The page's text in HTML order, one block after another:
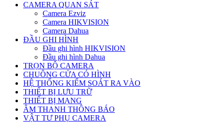
CAMERA QUAN SÁT
Camera Ezviz
Camera HIKVISION
Camera Dahua
ĐẦU GHI HÌNH
Đầu ghi hình HIKVISION
Đầu ghi hình Dahua
TRỌN BỘ CAMERA
CHUÔNG CỬA CÓ HÌNH
HỆ THỐNG KIỂM SOÁT RA VÀO
THIẾT BỊ LƯU TRỮ
THIẾT BỊ MẠNG
ÂM THANH THÔNG BÁO
VẬT TƯ PHỤ CAMERA